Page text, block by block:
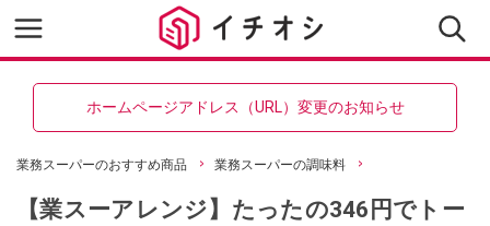
ホームページアドレス（URL）変更のお知らせ
業務スーパーのおすすめ商品 業務スーパーの調味料
【業スーアレンジ】たったの346円でトー